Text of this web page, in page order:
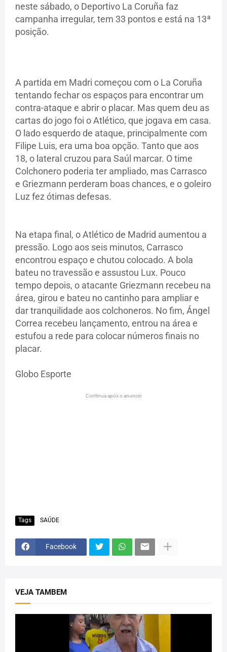
neste sábado, o Deportivo La Coruña faz
campanha irregular, tem 33 pontos e está na 13ª
posição.
A partida em Madri começou com o La Coruña
tentando fechar os espaços para encontrar um
contra-ataque e abrir o placar. Mas quem deu as
cartas do jogo foi o Atlético, que jogava em casa.
O lado esquerdo de ataque, principalmente com
Filipe Luis, era uma boa opção. Tanto que aos
18, o lateral cruzou para Saúl marcar. O time
Colchonero poderia ter ampliado, mas Carrasco
e Griezmann perderam boas chances, e o goleiro
Luz fez ótimas defesas.
Na etapa final, o Atlético de Madrid aumentou a
pressão. Logo aos seis minutos, Carrasco
encontrou espaço e chutou colocado. A bola
bateu no travessão e assustou Lux. Pouco
tempo depois, o atacante Griezmann recebeu na
área, girou e bateu no cantinho para ampliar e
dar tranquilidade aos colchoneros. No fim, Ángel
Correa recebeu lançamento, entrou na área e
estufou a rede para colocar números finais no
placar.
Globo Esporte
Continua após o anuncio
Tags SAÚDE
Facebook
VEJA TAMBEM